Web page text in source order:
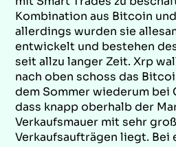
Kombination aus Bitcoin
allerdings wurden sie
entwickelt und bestehen
seit allzu langer Zeit. Xrp
nach oben schoss das
dem Sommer wiederum
dass knapp oberhalb der
Verkaufsmauer mit sehr
Verkaufsaufträgen liegt. Bei